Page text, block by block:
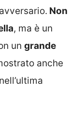
Non
, ma è un
un grande
anche